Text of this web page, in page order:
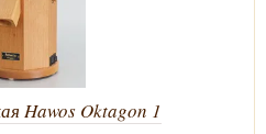
Hawos Oktagon 1